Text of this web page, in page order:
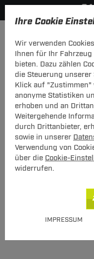
Ihre Cookie
Wir verwenden
Ihnen für Ihr
bieten. Dazu zählen
die Steuerung
Klick auf "Zustimmen"
anonyme Statistiken
erhoben und an
Weitergehende
durch Drittanbieter,
sowie in unserer
Verwendung von
über die Cookie-
widerrufen.
IMPRESSUM
Hier geht's zur
Menabo
02.2015 -
T-Nut Adapter
geschlossener